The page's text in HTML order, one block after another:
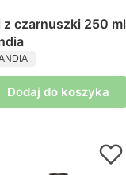
z czarnuszki 250 ml
Dodaj do koszyka